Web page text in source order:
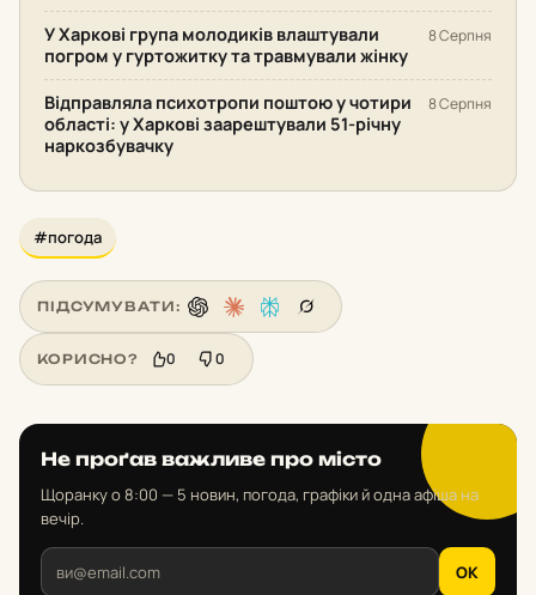
У Харкові група молодиків влаштували
погром у гуртожитку та травмували жінку
8 Серпня
Відправляла психотропи поштою у чотири
області: у Харкові заарештували 51-річну
наркозбувачку
8 Серпня
#погода
ПІДСУМУВАТИ:
КОРИСНО? 0 0
Не проґав важливе про місто
Щоранку о 8:00 — 5 новин, погода, графіки й одна афіша на
вечір.
OK